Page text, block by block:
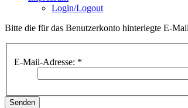
Login/Logout
Bitte die für das Benutzerkonto hinterlegte E-
E-Mail-Adresse: *
Senden